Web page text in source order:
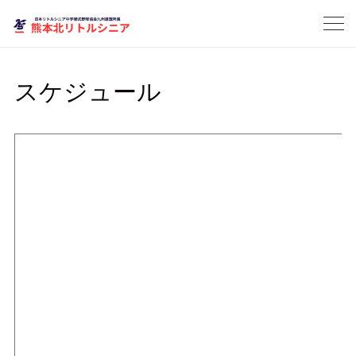
スケジュール